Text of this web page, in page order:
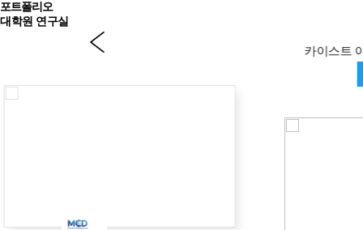
포트폴리오
대학원 연구실
카이스트 이재성 교수님 MCD 연구실